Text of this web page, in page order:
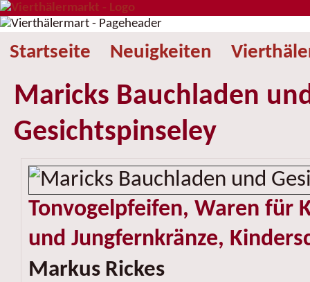
Startseite Neuigkeiten
Maricks Bauchladen
Gesichtspinseley
Tonvogelpfeifen, Waren für
und Jungfernkränze,
Markus Rickes